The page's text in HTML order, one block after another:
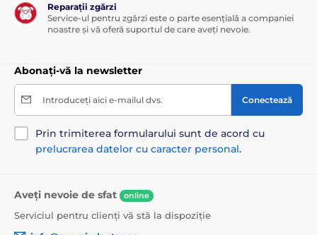
Reparații zgărzi
Service-ul pentru zgărzi este o parte esențială a companiei
noastre și vă oferă suportul de care aveți nevoie.
Abonați-vă la newsletter
Introduceți aici e-mailul dvs. Conectează
Prin trimiterea formularului sunt de acord cu
prelucrarea datelor cu caracter personal.
Aveți nevoie de sfat online
Serviciul pentru clienți vă stă la dispoziție